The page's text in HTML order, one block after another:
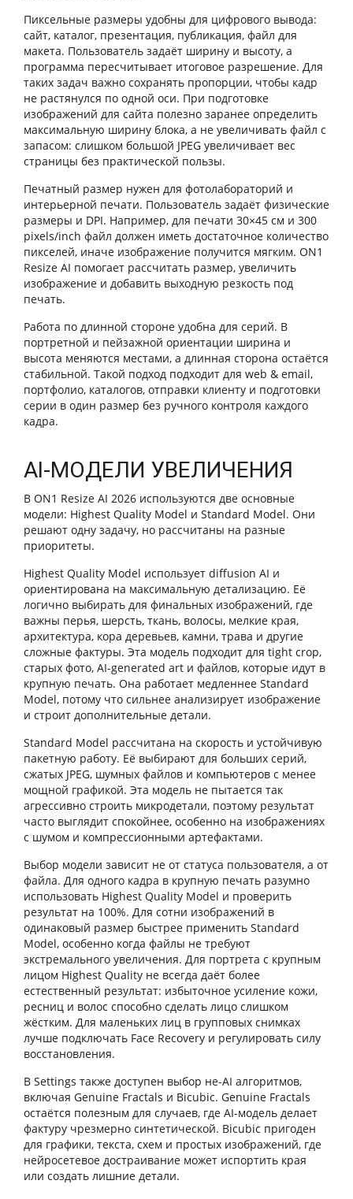
Пиксельные размеры удобны для цифрового вывода:
сайт, каталог, презентация, публикация, файл для
макета. Пользователь задаёт ширину и высоту, а
программа пересчитывает итоговое разрешение. Для
таких задач важно сохранять пропорции, чтобы кадр
не растянулся по одной оси. При подготовке
изображений для сайта полезно заранее определить
максимальную ширину блока, а не увеличивать файл с
запасом: слишком большой JPEG увеличивает вес
страницы без практической пользы.
Печатный размер нужен для фотолабораторий и
интерьерной печати. Пользователь задаёт физические
размеры и DPI. Например, для печати 30×45 см и 300
pixels/inch файл должен иметь достаточное количество
пикселей, иначе изображение получится мягким. ON1
Resize AI помогает рассчитать размер, увеличить
изображение и добавить выходную резкость под
печать.
Работа по длинной стороне удобна для серий. В
портретной и пейзажной ориентации ширина и
высота меняются местами, а длинная сторона остаётся
стабильной. Такой подход подходит для web & email,
портфолио, каталогов, отправки клиенту и подготовки
серии в один размер без ручного контроля каждого
кадра.
AI-МОДЕЛИ УВЕЛИЧЕНИЯ
В ON1 Resize AI 2026 используются две основные
модели: Highest Quality Model и Standard Model. Они
решают одну задачу, но рассчитаны на разные
приоритеты.
Highest Quality Model использует diffusion AI и
ориентирована на максимальную детализацию. Её
логично выбирать для финальных изображений, где
важны перья, шерсть, ткань, волосы, мелкие края,
архитектура, кора деревьев, камни, трава и другие
сложные фактуры. Эта модель подходит для tight crop,
старых фото, AI-generated art и файлов, которые идут в
крупную печать. Она работает медленнее Standard
Model, потому что сильнее анализирует изображение
и строит дополнительные детали.
Standard Model рассчитана на скорость и устойчивую
пакетную работу. Её выбирают для больших серий,
сжатых JPEG, шумных файлов и компьютеров с менее
мощной графикой. Эта модель не пытается так
агрессивно строить микродетали, поэтому результат
часто выглядит спокойнее, особенно на изображениях
с шумом и компрессионными артефактами.
Выбор модели зависит не от статуса пользователя, а от
файла. Для одного кадра в крупную печать разумно
использовать Highest Quality Model и проверить
результат на 100%. Для сотни изображений в
одинаковый размер быстрее применить Standard
Model, особенно когда файлы не требуют
экстремального увеличения. Для портрета с крупным
лицом Highest Quality не всегда даёт более
естественный результат: избыточное усиление кожи,
ресниц и волос способно сделать лицо слишком
жёстким. Для маленьких лиц в групповых снимках
лучше подключать Face Recovery и регулировать силу
восстановления.
В Settings также доступен выбор не-AI алгоритмов,
включая Genuine Fractals и Bicubic. Genuine Fractals
остаётся полезным для случаев, где AI-модель делает
фактуру чрезмерно синтетической. Bicubic пригоден
для графики, текста, схем и простых изображений, где
нейросетевое достраивание может испортить края
или создать лишние детали.